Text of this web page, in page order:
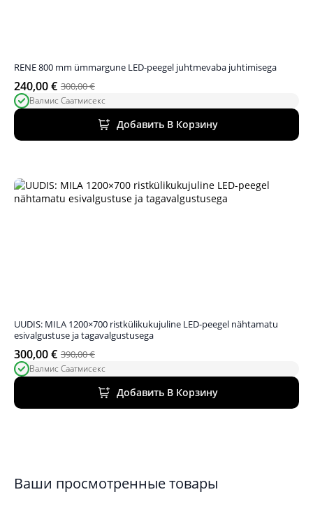
RENE 800 mm ümmargune LED-peegel juhtmevaba juhtimisega
300,00€
Первоначальная
цена
была:
300,00 €.
240,00€
Текущая
цена:
240,00 €.
Валмис Саатмисекс
Добавить В Корзину
UUDIS: MILA 1200×700 ristkülikukujuline LED-peegel nähtamatu
esivalgustuse ja tagavalgustusega
390,00€
Первоначальная
цена
была:
390,00 €.
300,00€
Текущая
цена:
300,00 €.
Валмис Саатмисекс
Добавить В Корзину
Ваши просмотренные товары